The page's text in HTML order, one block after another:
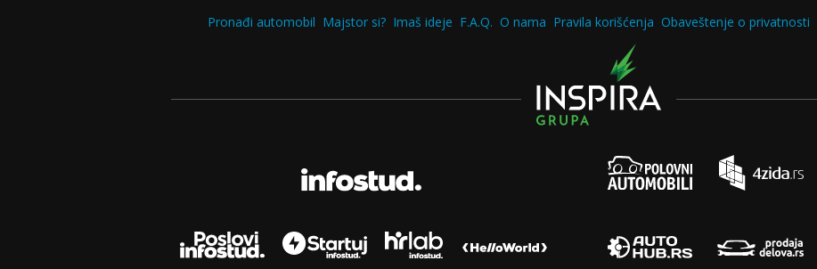
Pronađi automobil Majstor si? Imaš ideje F.A.Q. O nama Pravila korišćenja Obaveštenje o privatnosti